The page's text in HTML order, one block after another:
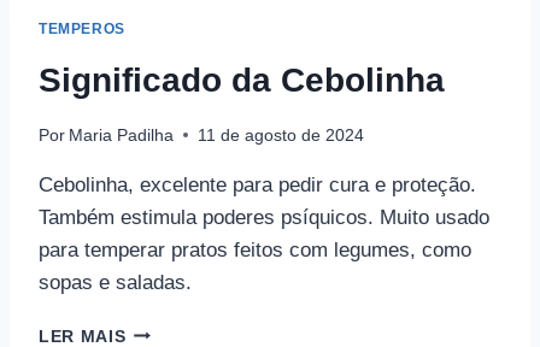
TEMPEROS
Significado da Cebolinha
Por Maria Padilha 11 de agosto de 2024
Cebolinha, excelente para pedir cura e proteção.
Também estimula poderes psíquicos. Muito usado
para temperar pratos feitos com legumes, como
sopas e saladas.
LER MAISSIGNIFICADO